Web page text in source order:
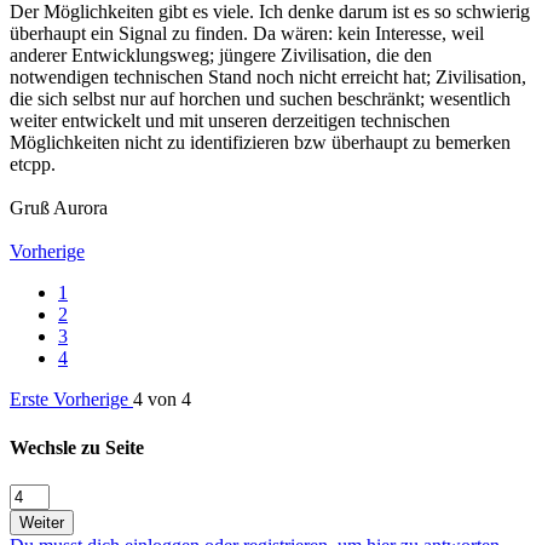
Der Möglichkeiten gibt es viele. Ich denke darum ist es so schwierig
überhaupt ein Signal zu finden. Da wären: kein Interesse, weil
anderer Entwicklungsweg; jüngere Zivilisation, die den
notwendigen technischen Stand noch nicht erreicht hat; Zivilisation,
die sich selbst nur auf horchen und suchen beschränkt; wesentlich
weiter entwickelt und mit unseren derzeitigen technischen
Möglichkeiten nicht zu identifizieren bzw überhaupt zu bemerken
etcpp.
Gruß Aurora
Vorherige
1
2
3
4
Erste Vorherige 4 von 4
Wechsle zu Seite
Weiter